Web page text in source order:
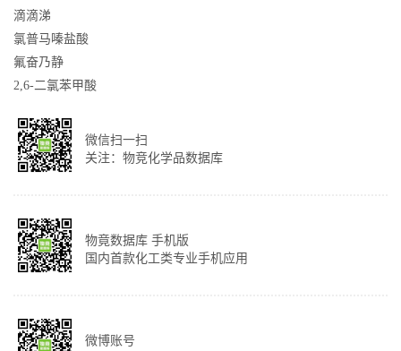
滴滴涕
氯普马嗪盐酸
氟奋乃静
2,6-二氯苯甲酸
微信扫一扫
关注：物竞化学品数据库
物竟数据库 手机版
国内首款化工类专业手机应用
微博账号